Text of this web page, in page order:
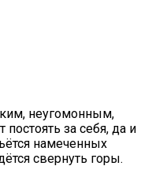
неугомонным,
за себя, да и
намеченных
свернуть горы.